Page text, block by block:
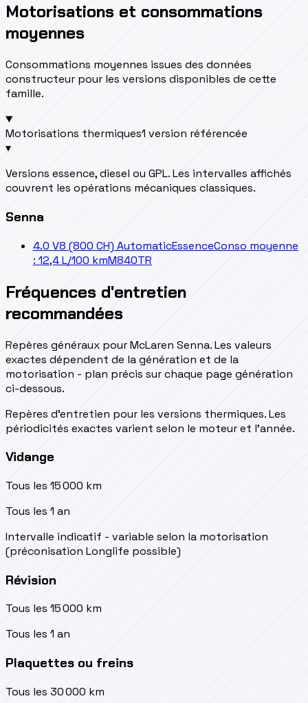
Motorisations et consommations
moyennes
Consommations moyennes issues des données
constructeur pour les versions disponibles de cette
famille.
Motorisations thermiques1 version référencée
▾
Versions essence, diesel ou GPL. Les intervalles affichés
couvrent les opérations mécaniques classiques.
Senna
4.0 V8 (800 CH) AutomaticEssenceConso moyenne
: 12,4 L/100 kmM840TR
Fréquences d'entretien
recommandées
Repères généraux pour McLaren Senna. Les valeurs
exactes dépendent de la génération et de la
motorisation - plan précis sur chaque page génération
ci-dessous.
Repères d’entretien pour les versions thermiques. Les
périodicités exactes varient selon le moteur et l’année.
Vidange
Tous les 15 000 km
Tous les 1 an
Intervalle indicatif - variable selon la motorisation
(préconisation Longlife possible)
Révision
Tous les 15 000 km
Tous les 1 an
Plaquettes ou freins
Tous les 30 000 km